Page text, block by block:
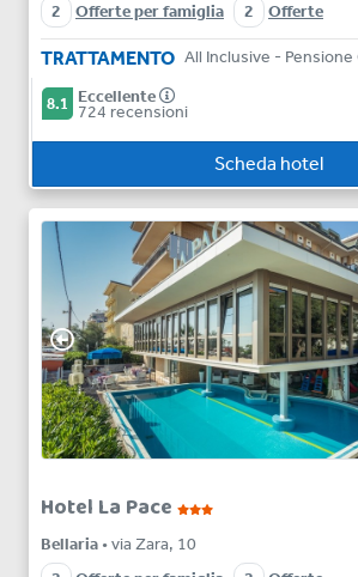
2
Offerte per famiglia 2 Offerte
TRATTAMENTO All Inclusive - Pensione
8.1 Eccellente
724 recensioni
Scheda hotel
Hotel La Pace
Bellaria • via Zara, 10